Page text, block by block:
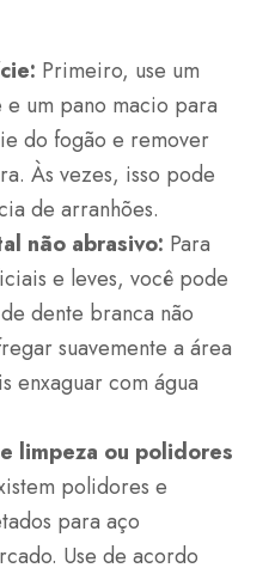
Primeiro, use um
e um pano macio para
do fogão e remover
Às vezes, isso pode
de arranhões.
não abrasivo: Para
e leves, você pode
dente branca não
suavemente a área
enxaguar com água
limpeza ou polidores
polidores e
para aço
Use de acordo